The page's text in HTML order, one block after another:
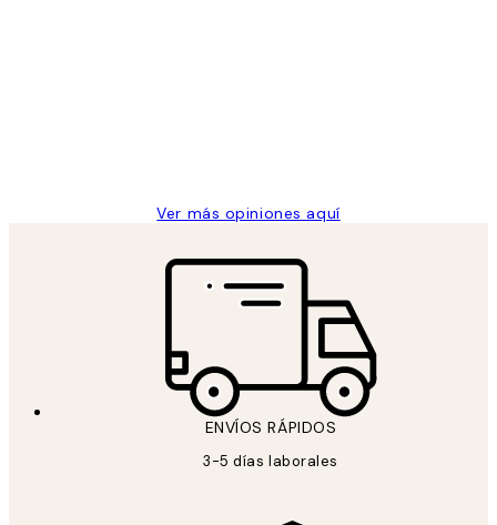
Ver más opiniones aquí
ENVÍOS RÁPIDOS
3-5 días laborales